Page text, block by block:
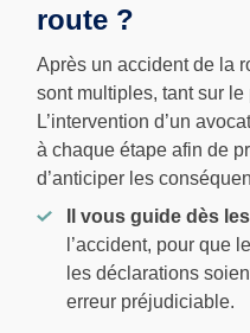
route ?
Après un accident de la
sont multiples, tant sur
L’intervention d’un
à chaque étape afin de
d’anticiper les
Il vous guide dès
l’accident, pour que
les déclarations
erreur préjudiciable.